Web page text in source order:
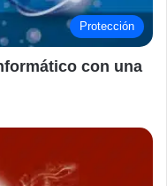
Protección
con una